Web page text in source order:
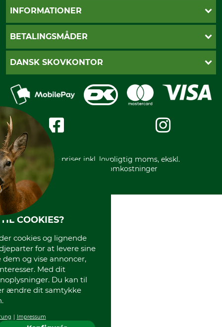
Kontakt
Cookie-indstillinger
INFORMATIONER
Betalingsmåder
Privatlivspolitik
Handelsbetingelser
Impressum
Gratis returlabel
BETALINGSMÅDER
Dankort
Mobile Pay
Kreditkort
DANSK SKOVKONTOR
Karriere
Messe datoer
Om os
International
* Alle priser inkl. lovpligtig moms, ekskl.
forsendelsesomkostninger
COOKIES?
cookies og lignende
for at levere sine
og vise annoncer,
Med dit
Du kan til
ændre dit samtykke
Impressum